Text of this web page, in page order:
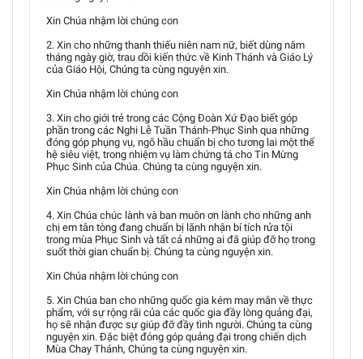
Xin Chúa nhậm lời chúng con
2. Xin cho những thanh thiếu niên nam nữ, biết dùng năm
tháng ngày giờ, trau dồi kiến thức về Kinh Thánh và Giáo Lý
của Giáo Hội, Chúng ta cùng nguyện xin.
Xin Chúa nhậm lời chúng con
3. Xin cho giới trẻ trong các Cộng Đoàn Xứ Đạo biết góp
phần trong các Nghi Lễ Tuần Thánh-Phục Sinh qua những
đóng góp phụng vụ, ngõ hầu chuẩn bị cho tương lai một thế
hệ siêu việt, trong nhiệm vụ làm chứng tá cho Tin Mừng
Phục Sinh của Chúa. Chúng ta cùng nguyện xin.
Xin Chúa nhậm lời chúng con
4. Xin Chúa chúc lành và ban muôn ơn lành cho những anh
chị em tân tòng đang chuẩn bị lãnh nhận bí tích rửa tội
trong mùa Phục Sinh và tất cả những ai đã giúp đỡ họ trong
suốt thời gian chuẩn bị. Chúng ta cùng nguyện xin.
Xin Chúa nhậm lời chúng con
5. Xin Chúa ban cho những quốc gia kém may mắn về thực
phẩm, với sự rộng rãi của các quốc gia đầy lòng quảng đại,
họ sẽ nhận được sự giúp đỡ đầy tình người. Chúng ta cùng
nguyện xin. Đặc biệt đóng góp quảng đại trong chiến dịch
Mùa Chay Thánh, Chúng ta cùng nguyện xin.